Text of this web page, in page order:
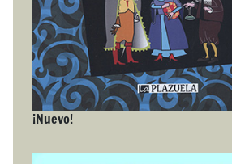
¡Nuevo!